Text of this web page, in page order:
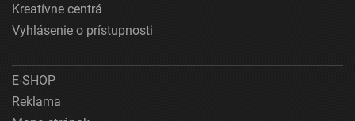
Kreatívne centrá
Vyhlásenie o prístupnosti
E-SHOP
Reklama